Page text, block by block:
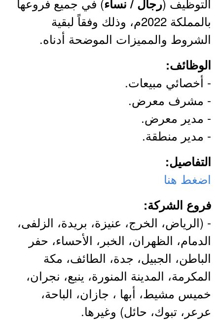
رجال / نساء
بالمملكة 2022م، وذلك وفقاً لبقية
الشروط والمميزات الموضحة أدناه.
الوظائف:
- أخصائي مبيعات.
- مشرف معرض.
- مدير معرض.
- مدير منطقة.
التفاصيل:
اضغط هنا
فروع الشركة:
- (الرياض، الخرج، عنيزة، بريدة، الزلفى،
الدمام، الظهران، الخبر، الأحساء، حفر
الباطن، الجبيل، جدة، الطائف، مكة
المكرمة، المدينة المنورة، ينبع، نجران،
خميس مشيط، أبها ، جازان، الباحة،
عرعر، تبوك، حائل) وغيرها.